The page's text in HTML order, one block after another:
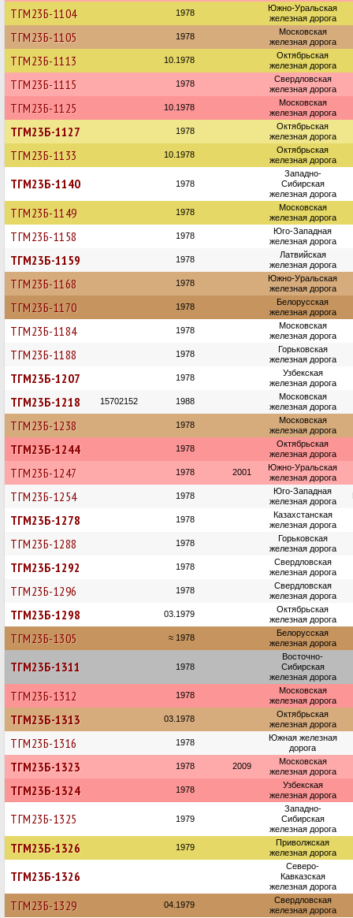
ТГМ23Б-1104 1978
Южно-Уральская
железная дорога
ТГМ23Б-1105 1978
Московская
железная дорога
ТГМ23Б-1113 10.1978
Октябрьская
железная дорога
ТГМ23Б-1115 1978
Свердловская
железная дорога
ТГМ23Б-1125 10.1978
Московская
железная дорога
ТГМ23Б-1127 1978
Октябрьская
железная дорога
ТГМ23Б-1133 10.1978
Октябрьская
железная дорога
ТГМ23Б-1140 1978
Западно-
Сибирская
железная дорога
ТГМ23Б-1149 1978
Московская
железная дорога
ТГМ23Б-1158 1978
Юго-Западная
железная дорога
ТГМ23Б-1159 1978
Латвийская
железная дорога
ТГМ23Б-1168 1978
Южно-Уральская
железная дорога
ТГМ23Б-1170 1978
Белорусская
железная дорога
ТГМ23Б-1184 1978
Московская
железная дорога
ТГМ23Б-1188 1978
Горьковская
железная дорога
ТГМ23Б-1207 1978
Узбекская
железная дорога
ТГМ23Б-1218 15702152 1988
Московская
железная дорога
ТГМ23Б-1238 1978
Московская
железная дорога
ТГМ23Б-1244 1978
Октябрьская
железная дорога
ТГМ23Б-1247 1978 2001
Южно-Уральская
железная дорога
ТГМ23Б-1254 1978
Юго-Западная
железная дорога
ТГМ23Б-1278 1978
Казахстанская
железная дорога
ТГМ23Б-1288 1978
Горьковская
железная дорога
ТГМ23Б-1292 1978
Свердловская
железная дорога
ТГМ23Б-1296 1978
Свердловская
железная дорога
ТГМ23Б-1298 03.1979
Октябрьская
железная дорога
ТГМ23Б-1305 ≈ 1978
Белорусская
железная дорога
ТГМ23Б-1311 1978
Восточно-
Сибирская
железная дорога
ТГМ23Б-1312 1978
Московская
железная дорога
ТГМ23Б-1313 03.1978
Октябрьская
железная дорога
ТГМ23Б-1316 1978
Южная железная
дорога
ТГМ23Б-1323 1978 2009
Московская
железная дорога
ТГМ23Б-1324 1978
Узбекская
железная дорога
ТГМ23Б-1325 1979
Западно-
Сибирская
железная дорога
ТГМ23Б-1326 1979
Приволжская
железная дорога
ТГМ23Б-1326
Северо-
Кавказская
железная дорога
ТГМ23Б-1329 04.1979
Свердловская
железная дорога